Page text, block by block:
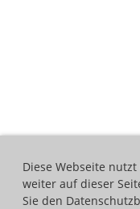
Diese Webseite nutzt
weiter auf dieser
Sie den